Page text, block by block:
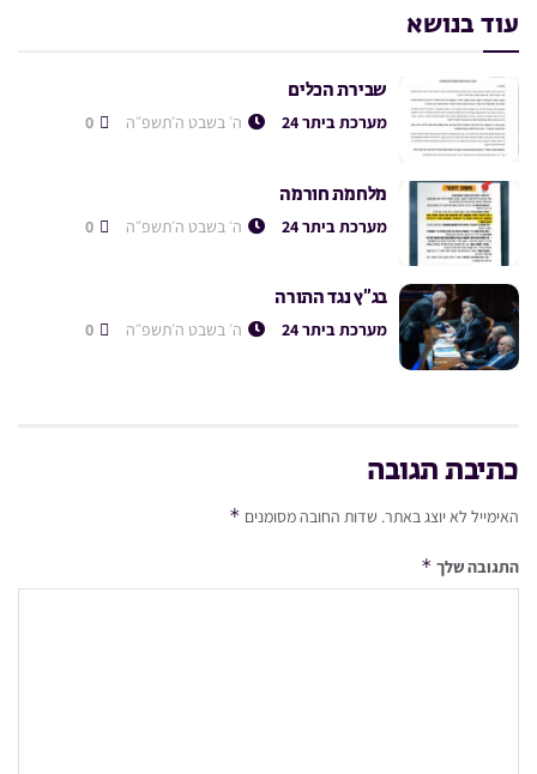
עוד בנושא
שבירת הכלים
מערכת ביתר 24 ה׳ בשבט ה׳תשפ״ה
מלחמת חורמה
מערכת ביתר 24 ה׳ בשבט ה׳תשפ״ה
בג”ץ נגד התורה
מערכת ביתר 24 ה׳ בשבט ה׳תשפ״ה
כתיבת תגובה
האימייל לא יוצג באתר. שדות החובה מסומנים *
התגובה שלך *